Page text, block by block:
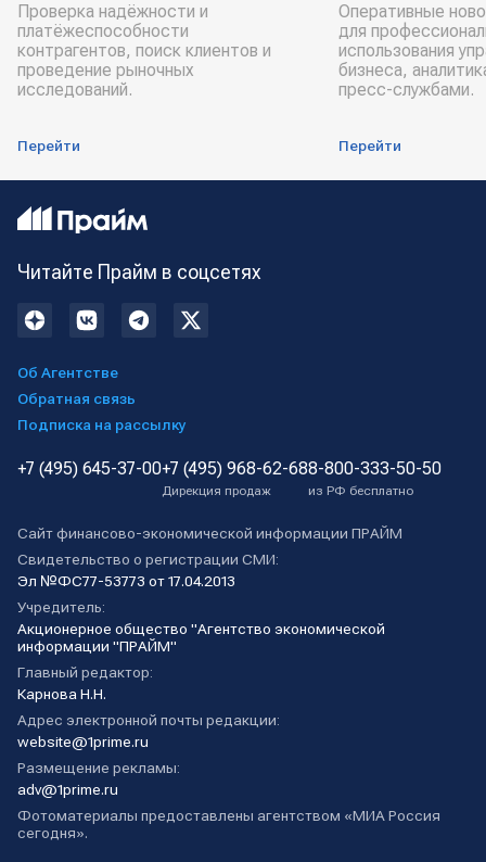
Проверка надёжности и
платёжеспособности
контрагентов, поиск клиентов и
проведение рыночных
исследований.
Перейти
Оперативные
для
использования
бизнеса,
пресс-службами.
Перейти
Читайте Прайм в соцсетях
Об Агентстве
Обратная связь
Подписка на рассылку
+7 (495) 645-37-00+7 (495) 968-62-68
Дирекция продаж
8-800-333-50-50
из РФ бесплатно
Сайт финансово-экономической информации ПРАЙМ
Свидетельство о регистрации СМИ:
Эл №ФС77-53773 от 17.04.2013
Учредитель:
Акционерное общество "Агентство экономической
информации "ПРАЙМ"
Главный редактор:
Карнова Н.Н.
Адрес электронной почты редакции:
website@1prime.ru
Размещение рекламы:
adv@1prime.ru
Фотоматериалы предоставлены агентством «МИА Россия
сегодня».